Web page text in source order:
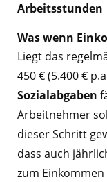
Arbeitsstunden
Was wenn
Liegt das
450 € (5.400 €
Sozialabgaben
Arbeitnehmer
dieser Schritt
dass auch
zum